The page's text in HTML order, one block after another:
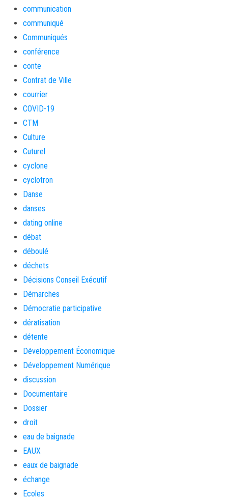
communication
communiqué
Communiqués
conférence
conte
Contrat de Ville
courrier
COVID-19
CTM
Culture
Cuturel
cyclone
cyclotron
Danse
danses
dating online
débat
déboulé
déchets
Décisions Conseil Exécutif
Démarches
Démocratie participative
dératisation
détente
Développement Économique
Développement Numérique
discussion
Documentaire
Dossier
droit
eau de baignade
EAUX
eaux de baignade
échange
Ecoles